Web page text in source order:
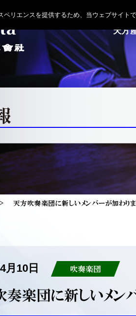
天方
天方吹奏楽団に新しいメンバーが加わりま
月10日 吹奏楽団
奏楽団に新しいメン
ペリエンスを提供するため、当ウェブサイ